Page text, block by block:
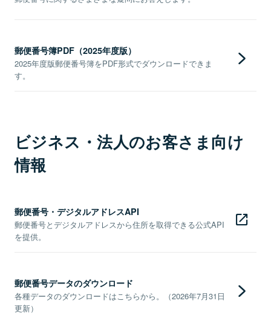
郵便番号簿PDF（2025年度版）
2025年度版郵便番号簿をPDF形式でダウンロードできま
す。
ビジネス・法人のお客さま向け
情報
郵便番号・デジタルアドレスAPI
郵便番号とデジタルアドレスから住所を取得できる公式API
を提供。
郵便番号データのダウンロード
各種データのダウンロードはこちらから。（2026年7月31日
更新）